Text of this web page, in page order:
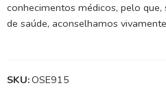
conhecimentos médicos, pelo
de saúde, aconselhamos
SKU:OSE915